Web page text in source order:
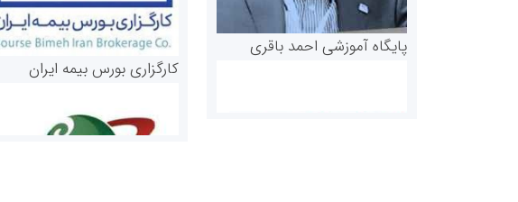
پایگاه آموزشی احمد باقری
کارگزاری بورس بیمه ایران